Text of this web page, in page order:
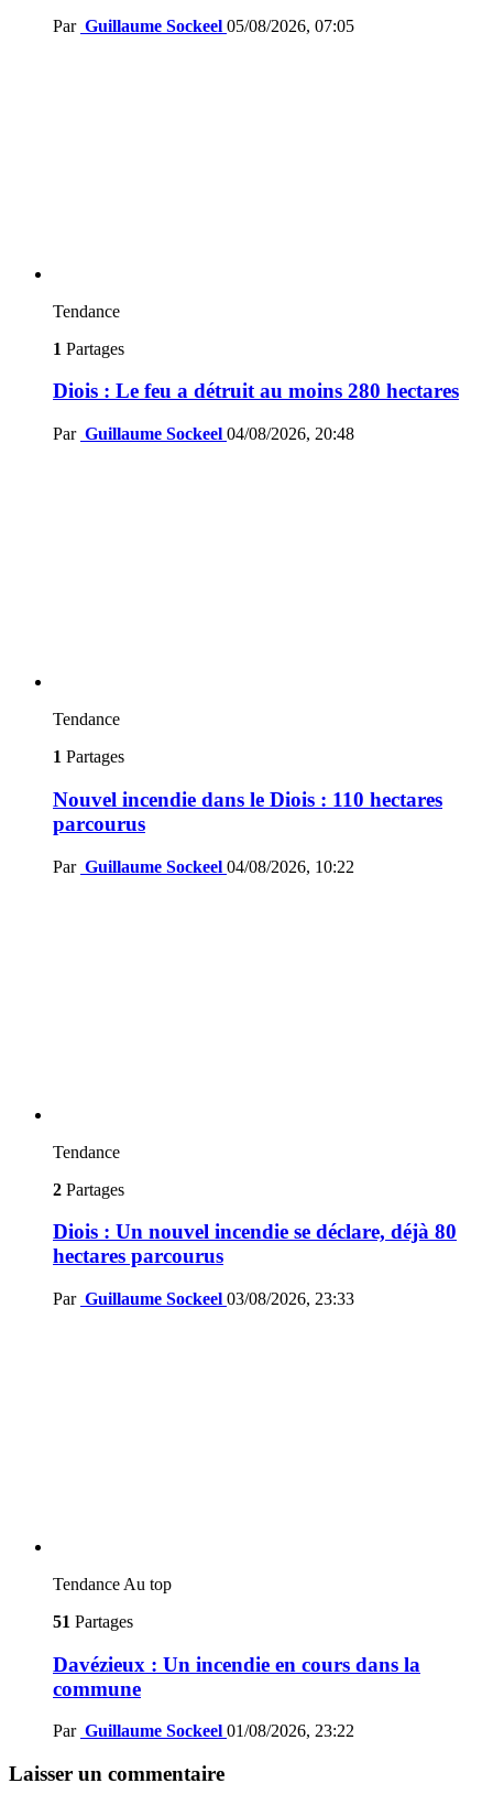
Par Guillaume Sockeel 05/08/2026, 07:05
Tendance
1 Partages
Diois : Le feu a détruit au moins 280 hectares
Par Guillaume Sockeel 04/08/2026, 20:48
Tendance
1 Partages
Nouvel incendie dans le Diois : 110 hectares
parcourus
Par Guillaume Sockeel 04/08/2026, 10:22
Tendance
2 Partages
Diois : Un nouvel incendie se déclare, déjà 80
hectares parcourus
Par Guillaume Sockeel 03/08/2026, 23:33
Tendance Au top
51 Partages
Davézieux : Un incendie en cours dans la
commune
Par Guillaume Sockeel 01/08/2026, 23:22
Laisser un commentaire